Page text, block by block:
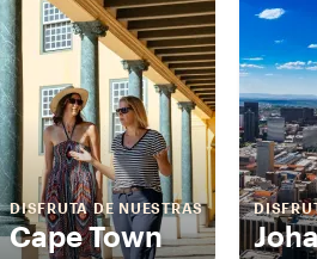
DISFRUTA DE NUESTRAS
Cape Town